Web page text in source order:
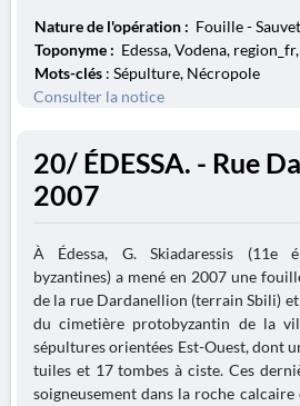
Nature de l'opération : Fouille -
Toponyme : Edessa, Vodena,
Mots-clés : Sépulture, Nécropole
Consulter la notice
20/ ÉDESSA. - Rue
2007
À Édessa, G. Skiadaressis (11e
byzantines) a mené en 2007 une
de la rue Dardanellion (terrain Sbili)
du cimetière protobyzantin de la
sépultures orientées Est-Ouest, dont
tuiles et 17 tombes à ciste. Ces
soigneusement dans la roche